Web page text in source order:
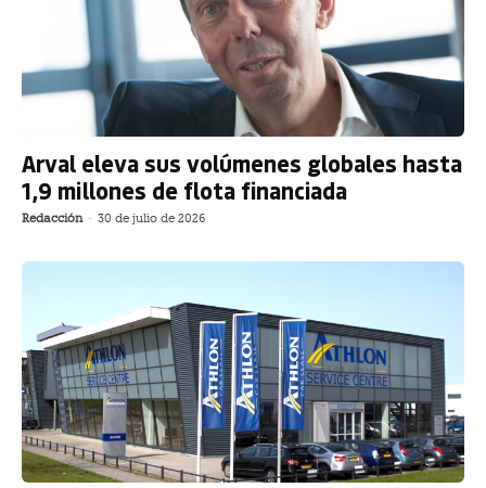
Arval eleva sus volúmenes globales hasta
1,9 millones de flota financiada
Redacción - 30 de julio de 2026